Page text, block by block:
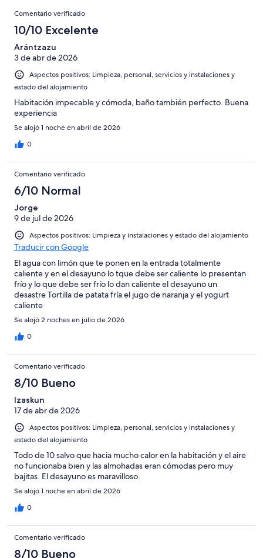
Bueno
puntuación
Normal
una
puntuación
Mediocre
169
una
puntuación
de
Comentarios
Comentario verificado
10/10 Excelente
Arántzazu
3 de abr de 2026
Aspectos positivos: Limpieza, personal, servicios y instalaciones y
estado del alojamiento
Habitación impecable y cómoda, baño también perfecto. Buena
experiencia
Se alojó 1 noche en abril de 2026
0
Comentario verificado
6/10 Normal
Jorge
9 de jul de 2026
Aspectos positivos: Limpieza y instalaciones y estado del alojamiento
Traducir con Google
El agua con limón que te ponen en la entrada totalmente
caliente y en el desayuno lo tque debe ser caliente lo presentan
frío y lo que debe ser frío lo dan caliente el desayuno un
desastre Tortilla de patata fría el jugo de naranja y el yogurt
caliente
Se alojó 2 noches en julio de 2026
0
Comentario verificado
8/10 Bueno
Izaskun
17 de abr de 2026
Aspectos positivos: Limpieza, personal, servicios y instalaciones y
estado del alojamiento
Todo de 10 salvo que hacia mucho calor en la habitación y el aire
no funcionaba bien y las almohadas eran cómodas pero muy
bajitas. El desayuno es maravilloso.
Se alojó 1 noche en abril de 2026
0
Comentario verificado
8/10 Bueno